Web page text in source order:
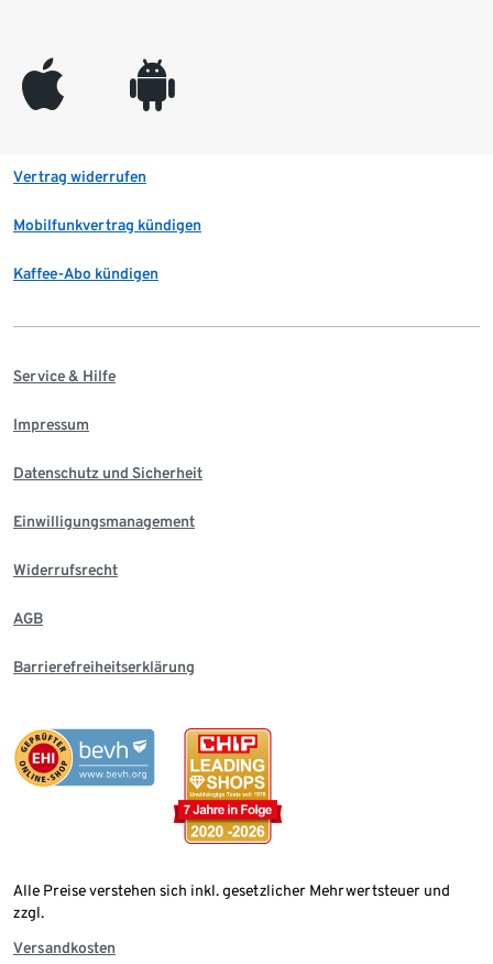
appleinc android
Vertrag widerrufen
Mobilfunkvertrag kündigen
Kaffee-Abo kündigen
Service & Hilfe
Impressum
Datenschutz und Sicherheit
Einwilligungsmanagement
Widerrufsrecht
AGB
Barrierefreiheitserklärung
Alle Preise verstehen sich inkl. gesetzlicher Mehrwertsteuer und
zzgl.
Versandkosten